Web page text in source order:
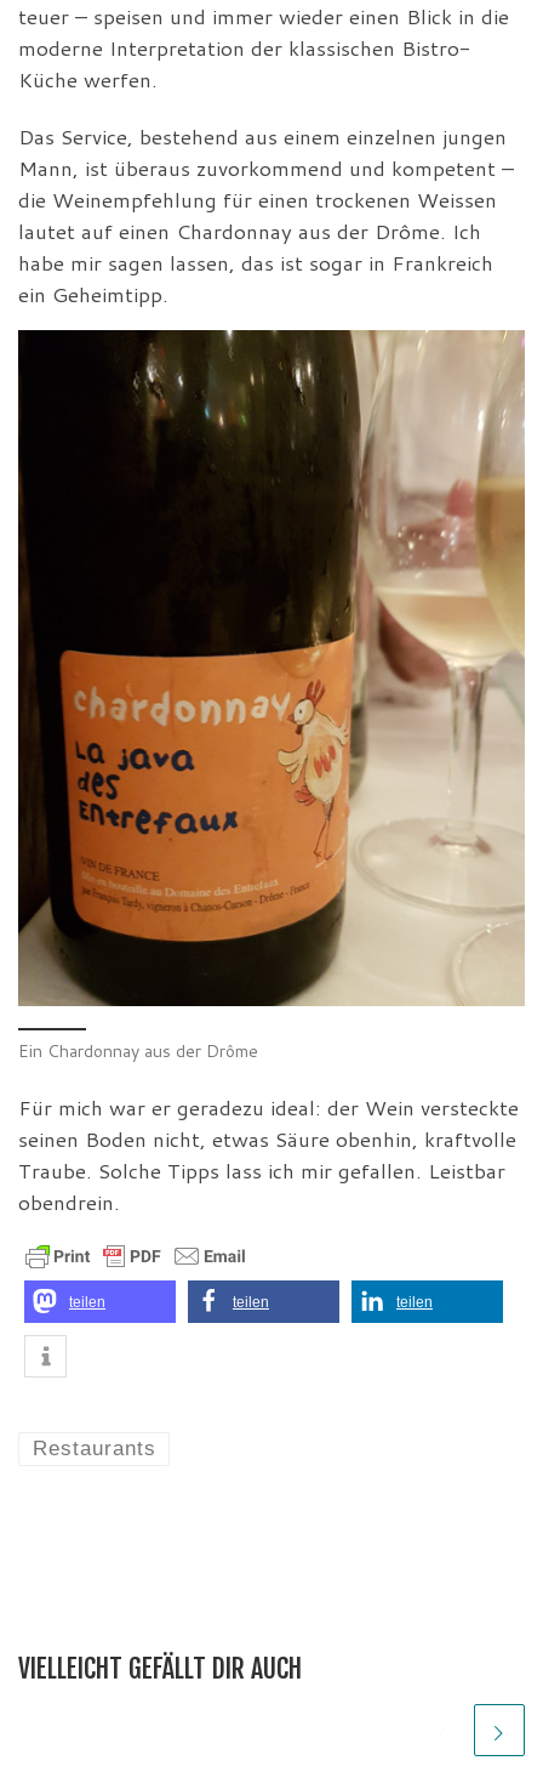
teuer – speisen und immer wieder einen Blick in die
moderne Interpretation der klassischen Bistro-
Küche werfen.
Das Service, bestehend aus einem einzelnen jungen
Mann, ist überaus zuvorkommend und kompetent –
die Weinempfehlung für einen trockenen Weissen
lautet auf einen Chardonnay aus der Drôme. Ich
habe mir sagen lassen, das ist sogar in Frankreich
ein Geheimtipp.
Ein Chardonnay aus der Drôme
Für mich war er geradezu ideal: der Wein versteckte
seinen Boden nicht, etwas Säure obenhin, kraftvolle
Traube. Solche Tipps lass ich mir gefallen. Leistbar
obendrein.
teilen teilen teilen
Restaurants
VIELLEICHT GEFÄLLT DIR AUCH